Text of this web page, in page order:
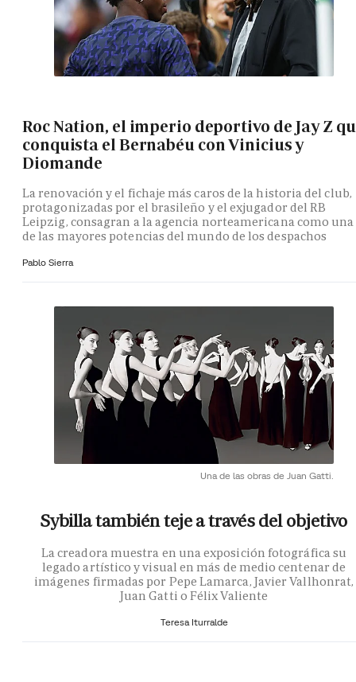
Roc Nation, el imperio deportivo de Jay Z
conquista el Bernabéu con Vinicius y
Diomande
La renovación y el fichaje más caros de la historia del club,
protagonizadas por el brasileño y el exjugador del RB
Leipzig, consagran a la agencia norteamericana como una
de las mayores potencias del mundo de los despachos
Pablo Sierra
Una de las obras de Juan Gatti.
Sybilla también teje a través del objetivo
La creadora muestra en una exposición fotográfica su
legado artístico y visual en más de medio centenar de
imágenes firmadas por Pepe Lamarca, Javier Vallhonrat,
Juan Gatti o Félix Valiente
Teresa Iturralde